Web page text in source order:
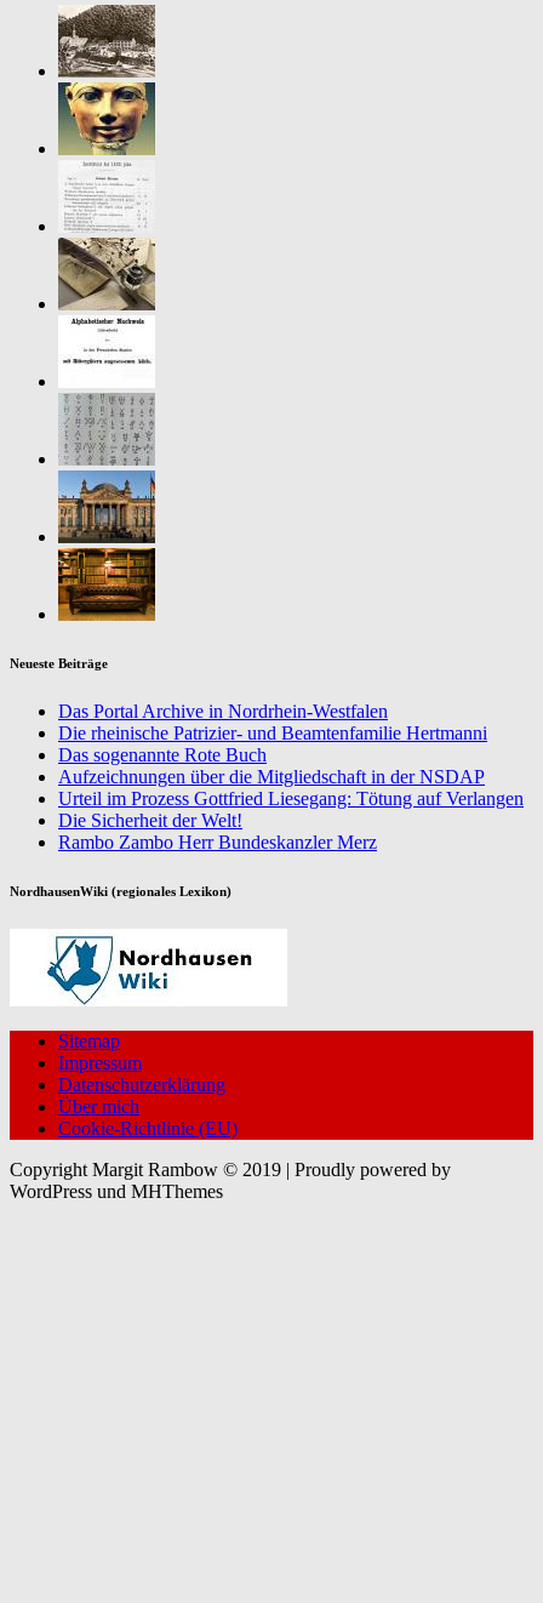
Neueste Beiträge
Das Portal Archive in Nordrhein-Westfalen
Die rheinische Patrizier- und Beamtenfamilie Hertmanni
Das sogenannte Rote Buch
Aufzeichnungen über die Mitgliedschaft in der NSDAP
Urteil im Prozess Gottfried Liesegang: Tötung auf Verlangen
Die Sicherheit der Welt!
Rambo Zambo Herr Bundeskanzler Merz
NordhausenWiki (regionales Lexikon)
Sitemap
Impressum
Datenschutzerklärung
Über mich
Cookie-Richtlinie (EU)
Copyright Margit Rambow © 2019 | Proudly powered by
WordPress und MHThemes